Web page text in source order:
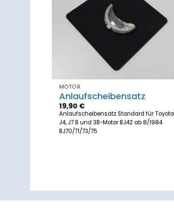
Merkzettel
hinzufügen
MOTOR
Anlaufscheibensatz
19,90 €
Anlaufscheibensatz Standard für Toyota
J4, J7 B und 3B-Motor BJ42 ab 8/1984
BJ70/71/73/75